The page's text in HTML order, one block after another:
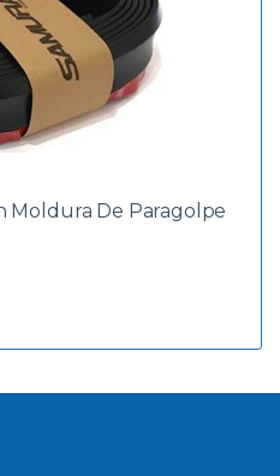
Moldura De Paragolpe